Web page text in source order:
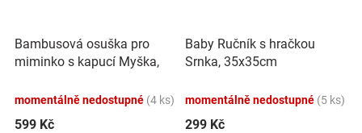
Bambusová osuška pro
miminko s kapucí Myška,
momentálně nedostupné (4 ks)
599 Kč
Baby Ručník s hračkou
Srnka, 35x35cm
momentálně nedostupné (5 ks)
299 Kč